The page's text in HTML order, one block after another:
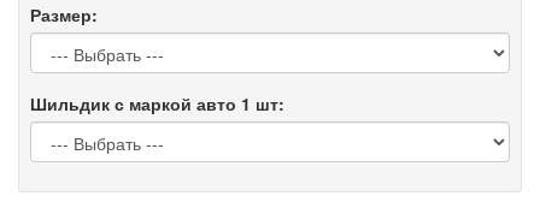
Размер:
Шильдик с маркой авто 1 шт: